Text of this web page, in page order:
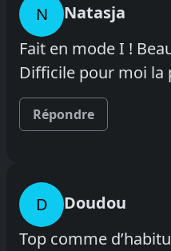
N
Natasja
Fait en mode I !
Difficile pour moi la
Répondre
D
Doudou
Top comme